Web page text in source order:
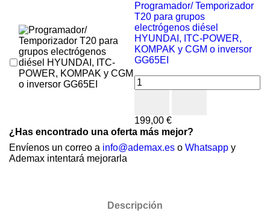
Programador/ Temporizador
T20 para grupos
electrógenos diésel
HYUNDAI, ITC-POWER,
KOMPAK y CGM o inversor
GG65EI
199,00 €
¿Has encontrado una oferta más mejor?
Envíenos un correo a info@ademax.es o Whatsapp y
Ademax intentará mejorarla
Descripción